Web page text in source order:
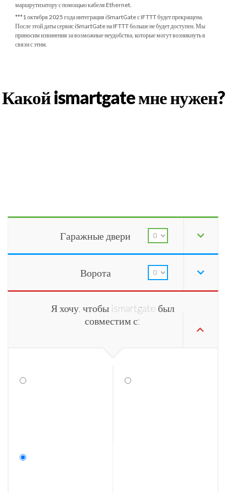
маршрутизатору с помощью кабеля Ethernet.
***1 октября 2025 годаинтеграция iSmartGate с IFTTT будет прекращена.
После этой даты сервис iSmartGate на IFTTT больше не будет доступен. Мы
приносим извинения за возможные неудобства, которые могут возникнуть в
связи с этим.
Какой ismartgate мне нужен?
Гаражные двери
Ворота
Я хочу, чтобы ismartgate был
совместим с: